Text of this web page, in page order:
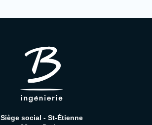
Siège social - St-Étienne